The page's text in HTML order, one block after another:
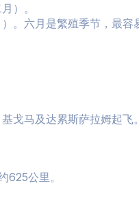
）。
。六月是繁殖季节，最容
戈马及达累斯萨拉姆起
625公里。